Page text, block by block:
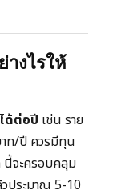
งไรให้
ด้ต่อปี เช่น ราย
ท/ปี ควรมีทุน
นี้จะครอบคลุม
ประมาณ 5-10